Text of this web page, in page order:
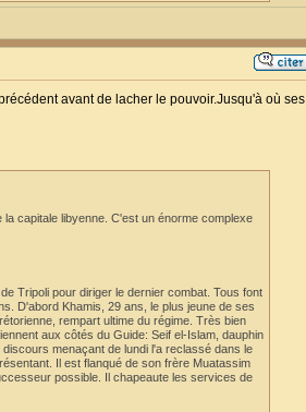
avant de lacher le pouvoir.Jusqu'à où ses
capitale libyenne. C'est un énorme complexe
Tripoli pour diriger le dernier combat. Tous font
D'abord Khamis, 29 ans, le plus jeune de ses
rempart ultime du régime. Très bien
aux côtés du Guide: Seif el-Islam, dauphin
menaçant de lundi l'a reclassé dans le
Il est flanqué de son frère Muatassim
possible. Il chapeaute les services de